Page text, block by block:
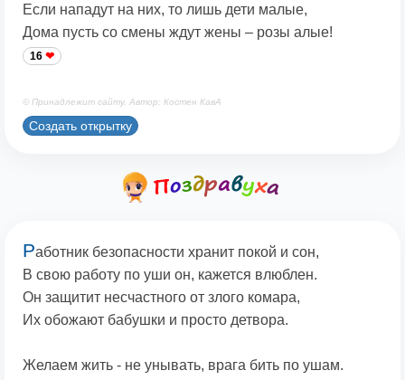
Если нападут на них, то лишь дети малые,
Дома пусть со смены ждут жены – розы алые!
16
© Принадлежит сайту. Автор: Костен КавА
Создать открытку
Работник безопасности хранит покой и сон,
В свою работу по уши он, кажется влюблен.
Он защитит несчастного от злого комара,
Их обожают бабушки и просто детвора.
Желаем жить - не унывать, врага бить по ушам.